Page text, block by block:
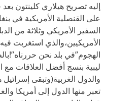
إليه تصريح هيلاري كلينتون
على القنصلية الأمريكية في
السفير الأمريكي وثلاثة من
الأمريكيين،والذي استغربت
الهجوم”في بلد نحن
ليبية بنسج أفضل العلاقات مع
والدول الغربية(وتبقى إسرائيل
تعبر منها الدول إلى أمريكا